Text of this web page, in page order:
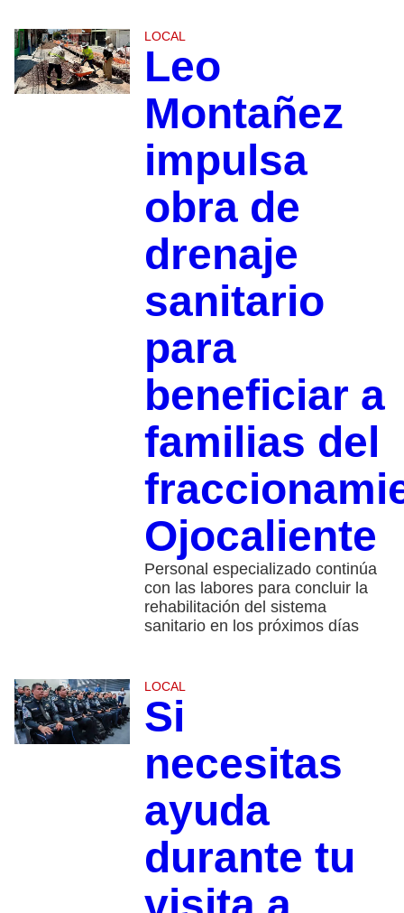
LOCAL
Leo
Montañez
impulsa
obra de
drenaje
sanitario
para
beneficiar a
familias del
Ojocaliente
Personal especializado continúa
con las labores para concluir la
rehabilitación del sistema
sanitario en los próximos días
LOCAL
Si
necesitas
ayuda
durante tu